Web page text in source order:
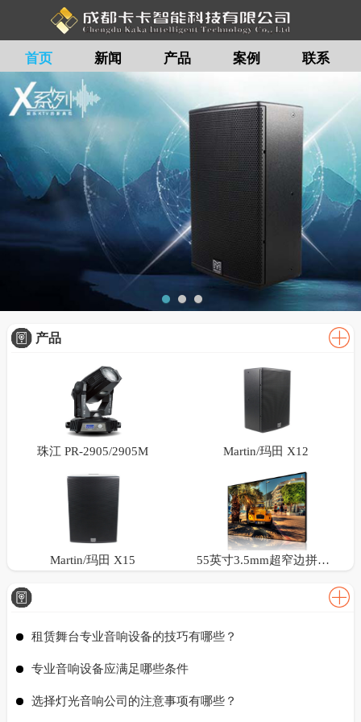
首页 新闻 产品 案例 联系
留言
产品
珠江 PR-2905/2905M Martin/玛田 X12
Martin/玛田 X15 55英寸3.5mm超窄边拼接屏
租赁舞台专业音响设备的技巧有哪些？
专业音响设备应满足哪些条件
选择灯光音响公司的注意事项有哪些？